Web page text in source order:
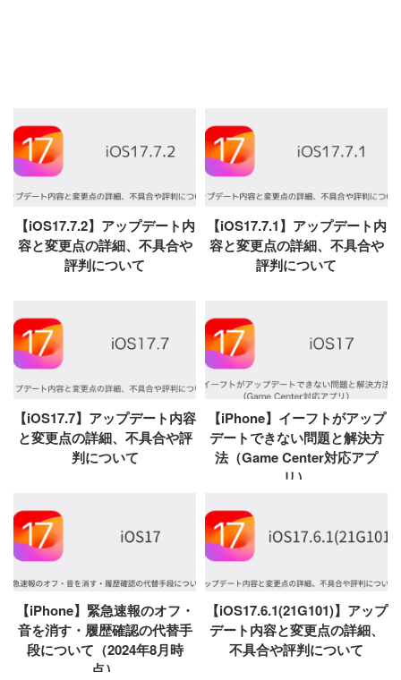
【iOS17.7.2】アップデート内
容と変更点の詳細、不具合や
評判について
【iOS17.7.1】アップデート内
容と変更点の詳細、不具合や
評判について
【iOS17.7】アップデート内容
と変更点の詳細、不具合や評
判について
【iPhone】イーフトがアップ
デートできない問題と解決方
法（Game Center対応アプ
リ）
【iPhone】緊急速報のオフ・
音を消す・履歴確認の代替手
段について（2024年8月時
点）
【iOS17.6.1(21G101)】アップ
デート内容と変更点の詳細、
不具合や評判について